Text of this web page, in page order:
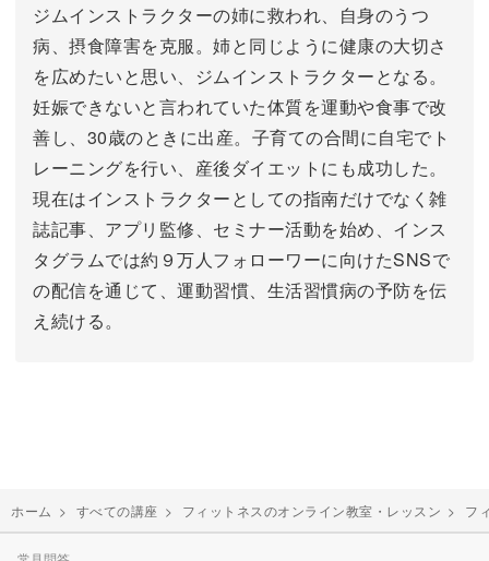
ジムインストラクターの姉に救われ、自身のうつ
病、摂食障害を克服。姉と同じように健康の大切さ
を広めたいと思い、ジムインストラクターとなる。
妊娠できないと言われていた体質を運動や食事で改
善し、30歳のときに出産。子育ての合間に自宅でト
レーニングを行い、産後ダイエットにも成功した。
現在はインストラクターとしての指南だけでなく雑
誌記事、アプリ監修、セミナー活動を始め、インス
タグラムでは約９万人フォローワーに向けたSNSで
の配信を通じて、運動習慣、生活習慣病の予防を伝
え続ける。
ホーム > すべての講座 > フィットネスのオンライン教室・レッスン > フ